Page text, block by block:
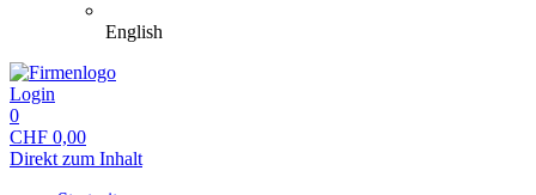
English
Login
0
CHF 0,00
Direkt zum Inhalt